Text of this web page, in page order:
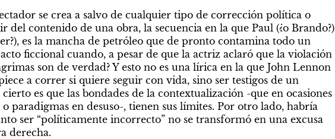
se crea a salvo de cualquier tipo de corrección política o
contenido de una obra, la secuencia en la que Paul (¿o Brando?)
es la mancha de petróleo que de pronto contamina todo un
ficcional cuando, a pesar de que la actriz aclaró que la violación
son de verdad? Y esto no es una lírica en la que John Lennon
a correr si quiere seguir con vida, sino ser testigos de un
es que las bondades de la contextualización -que en ocasiones
paradigmas en desuso-, tienen sus límites. Por otro lado, habría
ser “políticamente incorrecto” no se transformó en una excusa
derecha.